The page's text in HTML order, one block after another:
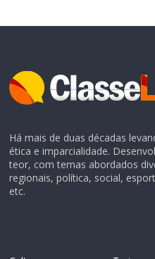
Há mais de duas décadas
ética e imparcialidade.
teor, com temas abordados
regionais, política, social,
etc.